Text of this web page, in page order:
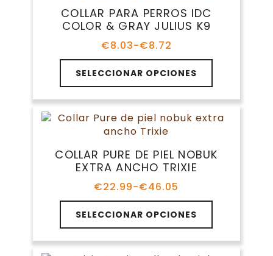
opciones
se
elegir
la
página
de
producto
COLLAR PARA PERROS IDC
COLOR & GRAY JULIUS K9
€8.03-€8.72
Rango
de
precios:
desde
€8.03
hasta
€8.72
SELECCIONAR OPCIONES
Este
producto
tiene
múltiples
variantes.
se
pueden
en
página
de
producto
COLLAR PURE DE PIEL NOBUK
EXTRA ANCHO TRIXIE
€22.99-€46.05
Rango
de
precios:
desde
€22.99
hasta
SELECCIONAR OPCIONES
Este
producto
tiene
múltiples